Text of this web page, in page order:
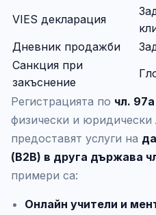
VIES декларация
Дневник продажби
Санкция при
закъснение
Регистрацията по чл.
физически и юридически
предоставят услуги на
(B2B) в друга държава
примери са:
Онлайн учители и